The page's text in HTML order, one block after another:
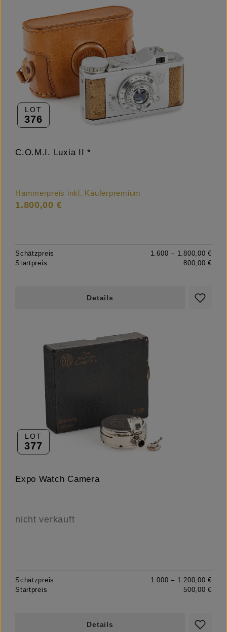
LOT
376
C.O.M.I. Luxia II *
Hammerpreis inkl. Käuferpremium
1.800,00 €
Schätzpreis
1.600 – 1.800,00 €
Startpreis
800,00 €
Details
LOT
377
Expo Watch Camera
nicht verkauft
Schätzpreis
1.000 – 1.200,00 €
Startpreis
500,00 €
Details